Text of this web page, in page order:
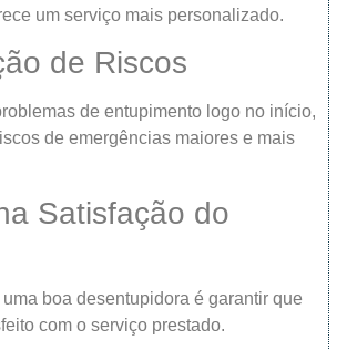
um serviço mais personalizado.
de Riscos
de entupimento logo no início,
de emergências maiores e mais
Satisfação do
boa desentupidora é garantir que
com o serviço prestado.